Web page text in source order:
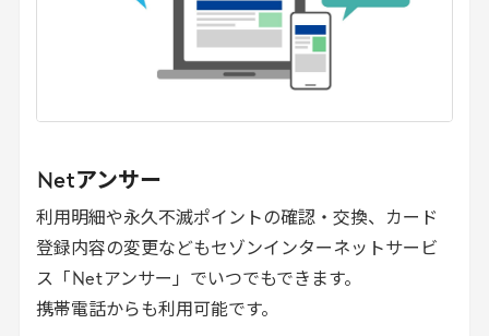
Netアンサー
利用明細や永久不滅ポイントの確認・交換、カード
登録内容の変更などもセゾンインターネットサービ
ス「 Net アンサー」でいつでもできます。
携帯電話からも利用可能です。